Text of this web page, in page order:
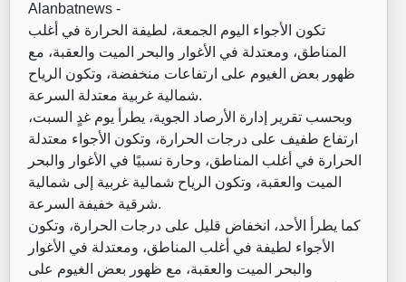
Alanbatnews -
تكون الأجواء اليوم الجمعة، لطيفة الحرارة في أغلب
المناطق، ومعتدلة في الأغوار والبحر الميت والعقبة، مع
ظهور بعض الغيوم على ارتفاعات منخفضة، وتكون الرياح
شمالية غربية معتدلة السرعة.
وبحسب تقرير إدارة الأرصاد الجوية، يطرأ يوم غدٍ السبت،
ارتفاع طفيف على درجات الحرارة، وتكون الأجواء معتدلة
الحرارة في أغلب المناطق، وحارة نسبيًا في الأغوار والبحر
الميت والعقبة، وتكون الرياح شمالية غربية إلى شمالية
شرقية خفيفة السرعة.
كما يطرأ الأحد، انخفاض قليل على درجات الحرارة، وتكون
الأجواء لطيفة في أغلب المناطق، ومعتدلة في الأغوار
والبحر الميت والعقبة، مع ظهور بعض الغيوم على